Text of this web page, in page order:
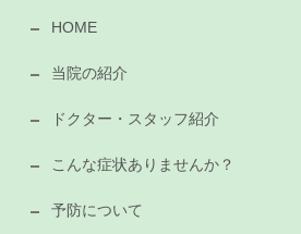
HOME
当院の紹介
ドクター・スタッフ紹介
こんな症状ありませんか？
予防について